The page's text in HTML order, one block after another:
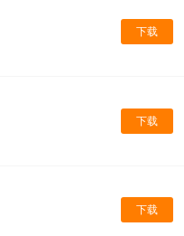
下载
下载
下载